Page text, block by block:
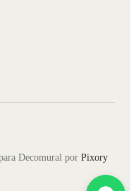
Decomural porPixory